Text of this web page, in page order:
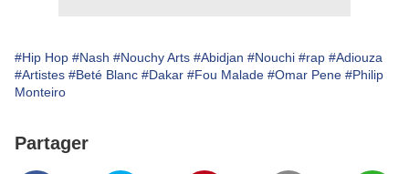
#Hip Hop #Nash #Nouchy Arts #Abidjan #Nouchi #rap #Adiouza
#Artistes #Beté Blanc #Dakar #Fou Malade #Omar Pene #Philip
Monteiro
Partager